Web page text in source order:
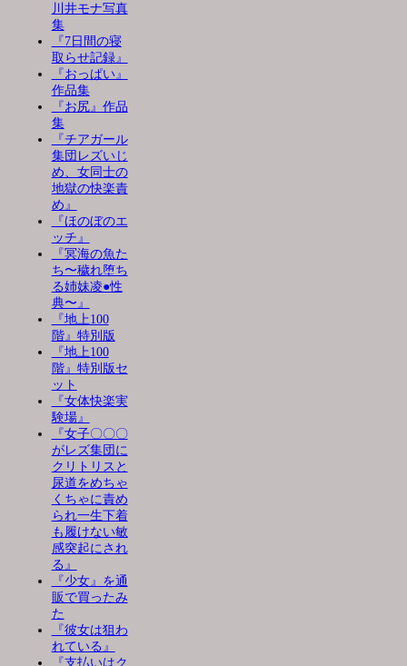
川井モナ写真
集
『7日間の寝
取らせ記録』
『おっぱい』
作品集
『お尻』作品
集
『チアガール
集団レズいじ
め、女同士の
地獄の快楽責
め』
『ほのぼのエ
ッチ』
『冥海の魚た
ち〜穢れ堕ち
る姉妹凌●性
典〜』
『地上100
階』特別版
『地上100
階』特別版セ
ット
『女体快楽実
験場』
『女子〇〇〇
がレズ集団に
クリトリスと
尿道をめちゃ
くちゃに責め
られ一生下着
も履けない敏
感突起にされ
る』
『少女』を通
販で買ったみ
た
『彼女は狙わ
れている』
『支払いはク